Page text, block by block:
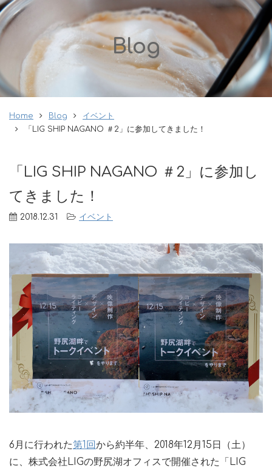
Blog
Home Blog
イベント
「LIG SHIP NAGANO ＃2」に参加してきました！
「LIG SHIP NAGANO ＃2」に参加し
てきました！
2018.12.31 イベント
6月に行われた第1回から約半年、2018年12月15日（土）
に、株式会社LIGの野尻湖オフィスで開催された「LIG